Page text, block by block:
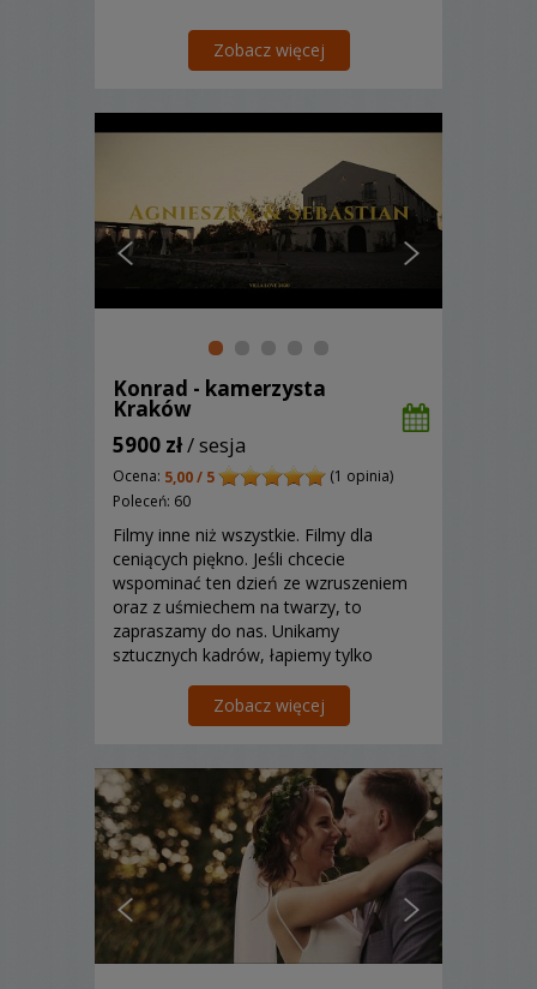
Zobacz więcej
Konrad - kamerzysta
Kraków
5900 zł/ sesja
Ocena: 5,00 / 5
(1 opinia)
Poleceń: 60
Filmy inne niż wszystkie. Filmy dla
ceniących piękno. Jeśli chcecie
wspominać ten dzień ze wzruszeniem
oraz z uśmiechem na twarzy, to
zapraszamy do nas. Unikamy
sztucznych kadrów, łapiemy tylko
Zobacz więcej